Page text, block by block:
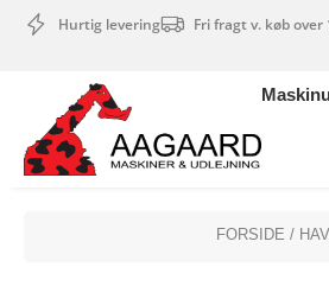
Hurtig levering Fri fragt v. køb over
Maskinudlejning
Have- og parkmaskiner
Sikkerhed og tilbehør
FORSIDE /